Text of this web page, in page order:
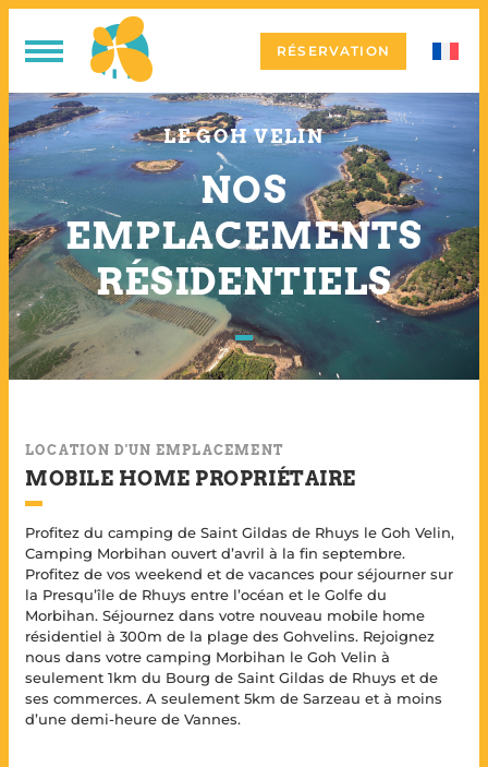
RÉSERVATION
LE GOH VELIN
NOS
EMPLACEMENTS
RÉSIDENTIELS
LOCATION D'UN EMPLACEMENT
MOBILE HOME PROPRIÉTAIRE
Profitez du camping de Saint Gildas de Rhuys le Goh Velin,
Camping Morbihan ouvert d’avril à la fin septembre.
Profitez de vos weekend et de vacances pour séjourner sur
la Presqu’île de Rhuys entre l’océan et le Golfe du
Morbihan. Séjournez dans votre nouveau mobile home
résidentiel à 300m de la plage des Gohvelins. Rejoignez
nous dans votre camping Morbihan le Goh Velin à
seulement 1km du Bourg de Saint Gildas de Rhuys et de
ses commerces. A seulement 5km de Sarzeau et à moins
d’une demi-heure de Vannes.